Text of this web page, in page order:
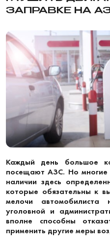
ЗАПРАВКЕ НА
Каждый день большое
посещают АЗС. Но многие
наличии здесь
которые обязательны к
мелочи
уголовной и
вполне способны
применить другие меры